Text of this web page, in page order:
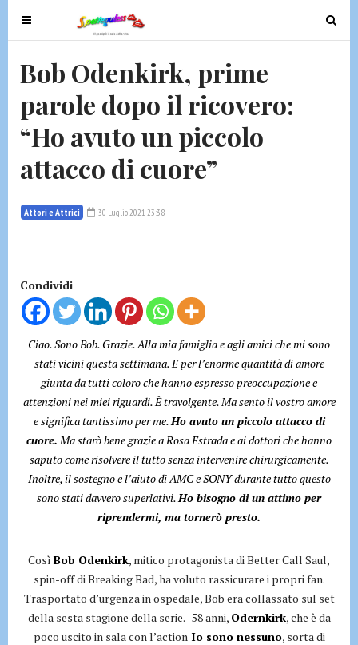
T
o
g
e
n
v
g
o
n
T
o
Bob Odenkirk, prime
parole dopo il ricovero:
“Ho avuto un piccolo
attacco di cuore”
Attori e Attrici 30 Luglio 2021 23:38
Condividi
Ciao. Sono Bob. Grazie. Alla mia famiglia e agli amici che mi sono
stati vicini questa settimana. E per l’enorme quantità di amore
giunta da tutti coloro che hanno espresso preoccupazione e
attenzioni nei miei riguardi. È travolgente. Ma sento il vostro amore
e significa tantissimo per me.Ho avuto un piccolo attacco di
cuore.Ma starò bene grazie a Rosa Estrada e ai dottori che hanno
saputo come risolvere il tutto senza intervenire chirurgicamente.
Inoltre, il sostegno e l’aiuto di AMC e SONY durante tutto questo
sono stati davvero superlativi.Ho bisogno di un attimo per
riprendermi, ma tornerò presto.
Così Bob Odenkirk, mitico protagonista di Better Call Saul,
spin-off di Breaking Bad, ha voluto rassicurare i propri fan.
Trasportato d’urgenza in ospedale, Bob era collassato sul set
della sesta stagione della serie. 58 anni, Odernkirk, che è da
poco uscito in sala con l’actionIo sono nessuno, sorta di